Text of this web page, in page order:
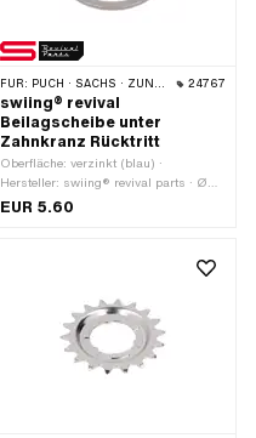
FÜR: PUCH · SACHS · ZÜNDAPP BELMONDO · CILO 24767
swiing® revival
Beilagscheibe unter
Zahnkranz Rücktritt
Oberfläche: verzinkt (blau) ·
Hersteller: swiing® revival parts · Ø
aussen: 41 mm · Dicke: 1.75 mm ·
EUR 5.60